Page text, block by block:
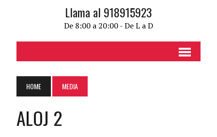
Llama al 918915923
De 8:00 a 20:00 - De L a D
HOME MEDIA
ALOJ 2